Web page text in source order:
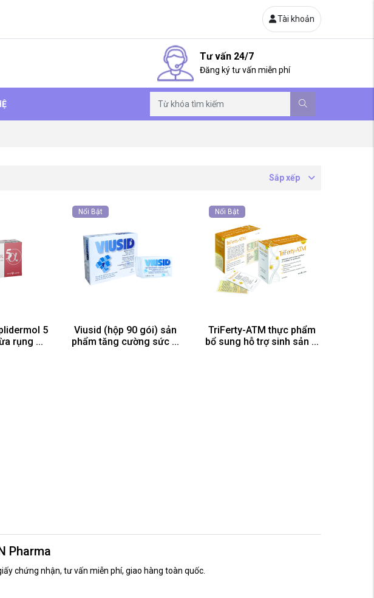
Tài khoản
Tư vấn 24/7
Đăng ký tư vấn miễn phí
Sắp xếp
5
rụng ...
Nổi Bật
Viusid (hộp 90 gói) sản
phẩm tăng cường sức ...
Nổi Bật
TriFerty-ATM thực phẩm
bổ sung hỗ trợ sinh sản ...
Pharma
chứng nhận, tư vấn miễn phí, giao hàng toàn quốc.